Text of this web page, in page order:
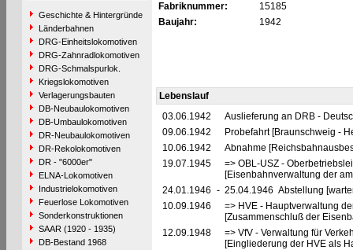
Geschichte & Hintergründe
Länderbahnen
DRG-Einheitslokomotiven
DRG-Zahnradlokomotiven
DRG-Schmalspurlok.
Kriegslokomotiven
Verlagerungsbauten
DB-Neubaulokomotiven
DB-Umbaulokomotiven
DR-Neubaulokomotiven
DR-Rekolokomotiven
DR - "6000er"
ELNA-Lokomotiven
Industrielokomotiven
Feuerlose Lokomotiven
Sonderkonstruktionen
SAAR (1920 - 1935)
DB-Bestand 1968
Fabriknummer:
15185
Baujahr:
1942
Lebenslauf
03.06.1942
Auslieferung an DRB -
09.06.1942
Probefahrt [Braunschweig -
10.06.1942
Abnahme
19.07.1945
=> OBL-USZ -
[Eisenbahnverwaltung der
24.01.1946 - 25.04.1946 Abstellung
10.09.1946
=> HVE - Hauptverwaltung
[Zusammenschluß der
12.09.1948
=> VfV - Verwaltung für
[Eingliederung der HVE als